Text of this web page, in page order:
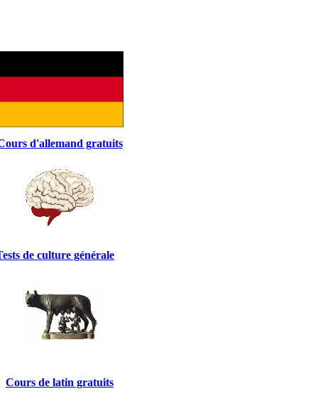
d'allemand gratuits
de culture générale
Cours de latin gratuits